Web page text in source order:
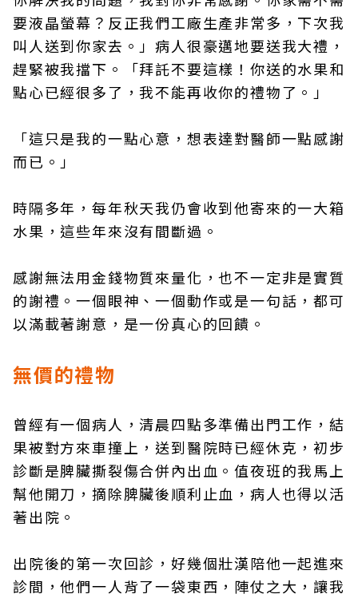
要液晶螢幕？反正我們工廠生產非常多，下次我
叫人送到你家去。」病人很豪邁地要送我大禮，
趕緊被我擋下。「拜託不要這樣！你送的水果和
點心已經很多了，我不能再收你的禮物了。」
「這只是我的一點心意，想表達對醫師一點感謝
而已。」
時隔多年，每年秋天我仍會收到他寄來的一大箱
水果，這些年來沒有間斷過。
感謝無法用金錢物質來量化，也不一定非是實質
的謝禮。一個眼神、一個動作或是一句話，都可
以滿載著謝意，是一份真心的回饋。
無價的禮物
曾經有一個病人，清晨四點多準備出門工作，結
果被對方來車撞上，送到醫院時已經休克，初步
診斷是脾臟撕裂傷合併內出血。值夜班的我馬上
幫他開刀，摘除脾臟後順利止血，病人也得以活
著出院。
出院後的第一次回診，好幾個壯漢陪他一起進來
診間，他們一人背了一袋東西，陣仗之大，讓我